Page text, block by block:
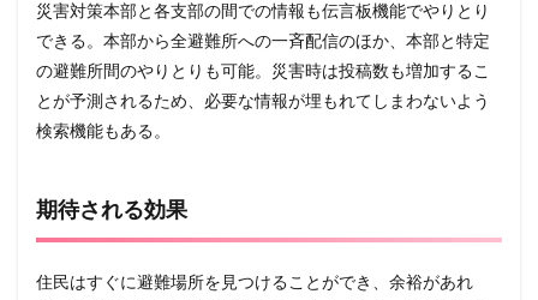
災害対策本部と各支部の間での情報も伝言板機能でやりとり
できる。本部から全避難所への一斉配信のほか、本部と特定
の避難所間のやりとりも可能。災害時は投稿数も増加するこ
とが予測されるため、必要な情報が埋もれてしまわないよう
検索機能もある。
期待される効果
住民はすぐに避難場所を見つけることができ、余裕があれ